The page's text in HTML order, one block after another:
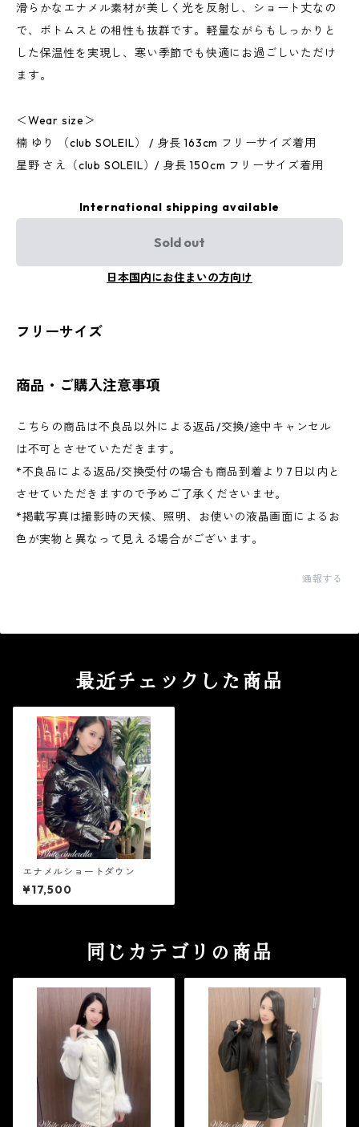
滑らかなエナメル素材が美しく光を反射し、ショート丈なの
で、ボトムスとの相性も抜群です。軽量ながらもしっかりと
した保温性を実現し、寒い季節でも快適にお過ごしいただけ
ます。
＜Wear size＞
楠 ゆり （club SOLEIL） / 身長 163cm フリーサイズ着用
星野 さえ（club SOLEIL）/ 身長 150cm フリーサイズ着用
International shipping available
Sold out
日本国内にお住まいの方向け
フリーサイズ
商品・ご購入注意事項
こちらの商品は不良品以外による返品/交換/途中キャンセル
は不可とさせていただきます。
*不良品による返品/交換受付の場合も商品到着より7日以内と
させていただきますので予めご了承くださいませ。
*掲載写真は撮影時の天候、照明、お使いの液晶画面によるお
色が実物と異なって見える場合がございます。
通報する
最近チェックした商品
エナメルショートダウン
¥17,500
同じカテゴリの商品